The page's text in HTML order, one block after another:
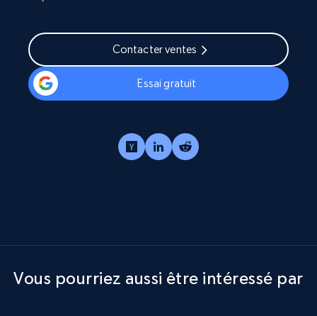
Contacter ventes
Essai gratuit
Vous pourriez aussi être intéressé par